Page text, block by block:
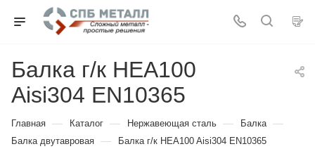
Балка г/к HEA100
Aisi304 EN10365
Главная — Каталог — Нержавеющая сталь — Балка —
Балка двутавровая — Балка г/к HEA100 Aisi304 EN10365